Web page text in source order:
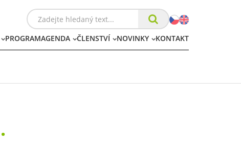
PROGRAMAGENDA ČLENSTVÍ NOVINKY KONTAKT
.